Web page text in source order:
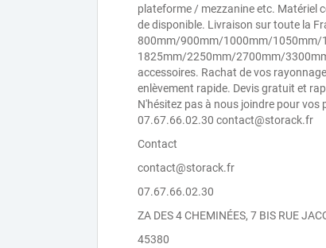
plateforme / mezzanine etc. Matériel
de disponible. Livraison sur toute la
800mm/900mm/1000mm/1050mm/
1825mm/2250mm/2700mm/
accessoires. Rachat de vos
enlèvement rapide. Devis gratuit et
N'hésitez pas à nous joindre pour vos
07.67.66.02.30 contact@storack.fr
Contact
contact@storack.fr
07.67.66.02.30
ZA DES 4 CHEMINÉES, 7 BIS RUE
45380